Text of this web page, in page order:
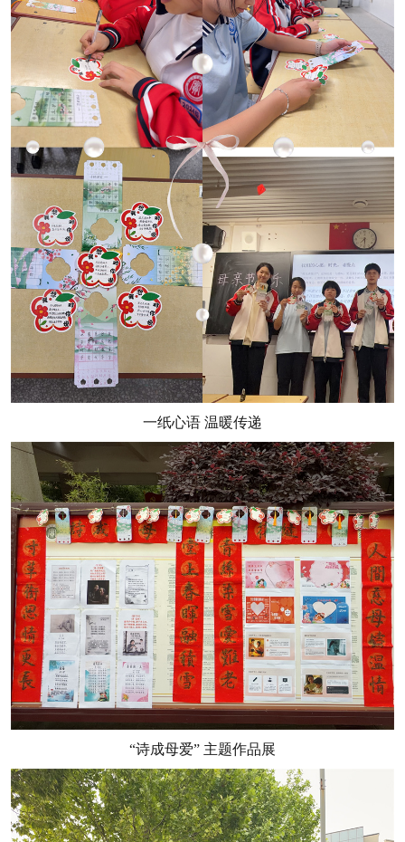
一纸心语 温暖传递
“诗成母爱” 主题作品展